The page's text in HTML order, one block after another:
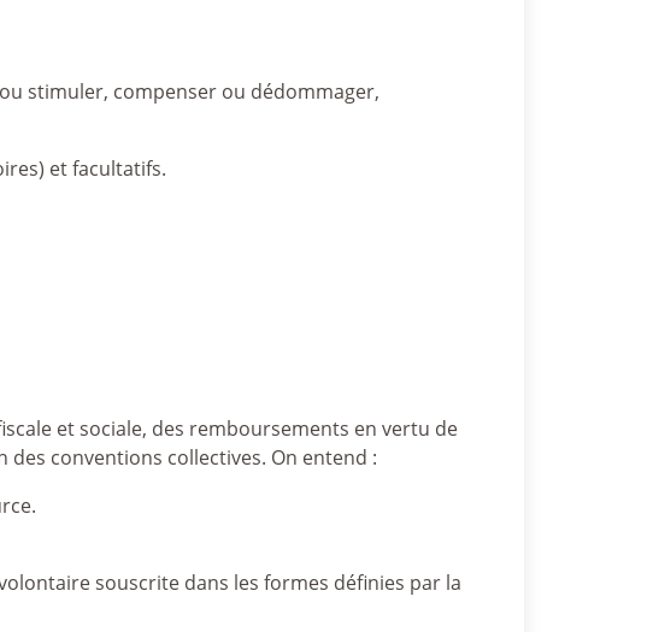
stimuler, compenser ou dédommager,
et facultatifs.
et sociale, des remboursements en vertu de
des conventions collectives. On entend :
souscrite dans les formes définies par la